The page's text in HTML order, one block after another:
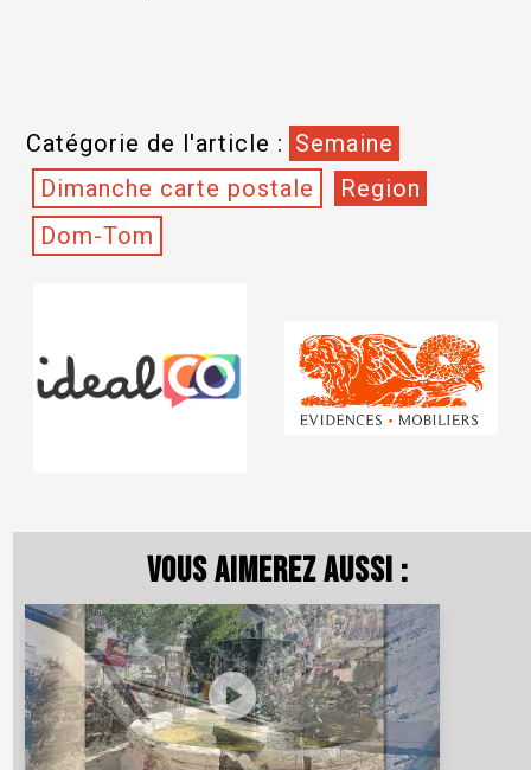
Catégorie de l'article : Semaine
Dimanche carte postale
Region
Dom-Tom
Vous aimerez aussi :